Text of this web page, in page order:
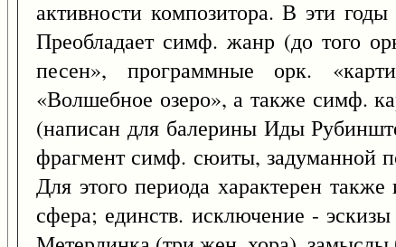
активности композитора. В эти
Преобладает симф. жанр (до того
песен», программные орк.
«Волшебное озеро», а также симф.
(написан для балерины Иды
фрагмент симф. сюиты, задуманной
Для этого периода характерен
сфера; единств. исключение -